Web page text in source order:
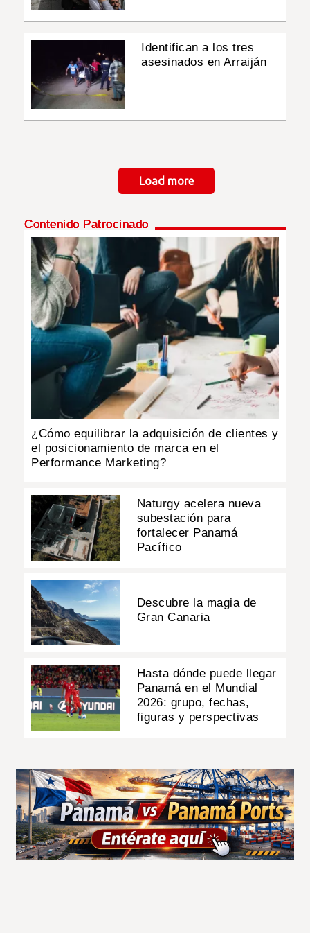
Identifican a los tres
asesinados en Arraiján
Load more
Contenido Patrocinado
¿Cómo equilibrar la adquisición de clientes y
el posicionamiento de marca en el
Performance Marketing?
Naturgy acelera nueva
subestación para
fortalecer Panamá
Pacífico
Descubre la magia de
Gran Canaria
Hasta dónde puede llegar
Panamá en el Mundial
2026: grupo, fechas,
figuras y perspectivas